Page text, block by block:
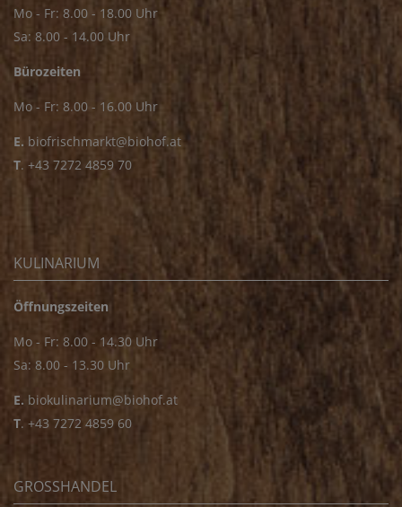
Mo - Fr: 8.00 - 18.00 Uhr
Sa: 8.00 - 14.00 Uhr
Bürozeiten
Mo - Fr: 8.00 - 16.00 Uhr
E. biofrischmarkt@biohof.at
T. +43 7272 4859 70
KULINARIUM
Öffnungszeiten
Mo - Fr: 8.00 - 14.30 Uhr
Sa: 8.00 - 13.30 Uhr
E. biokulinarium@biohof.at
T. +43 7272 4859 60
GROSSHANDEL